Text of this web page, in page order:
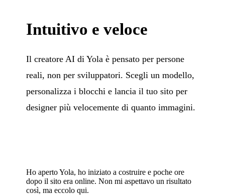
Intuitivo e veloce
Il creatore AI di Yola è pensato per persone
reali, non per sviluppatori. Scegli un modello,
personalizza i blocchi e lancia il tuo sito per
designer più velocemente di quanto immagini.
Ho aperto Yola, ho iniziato a costruire e poche ore
dopo il sito era online. Non mi aspettavo un risultato
così, ma eccolo qui.